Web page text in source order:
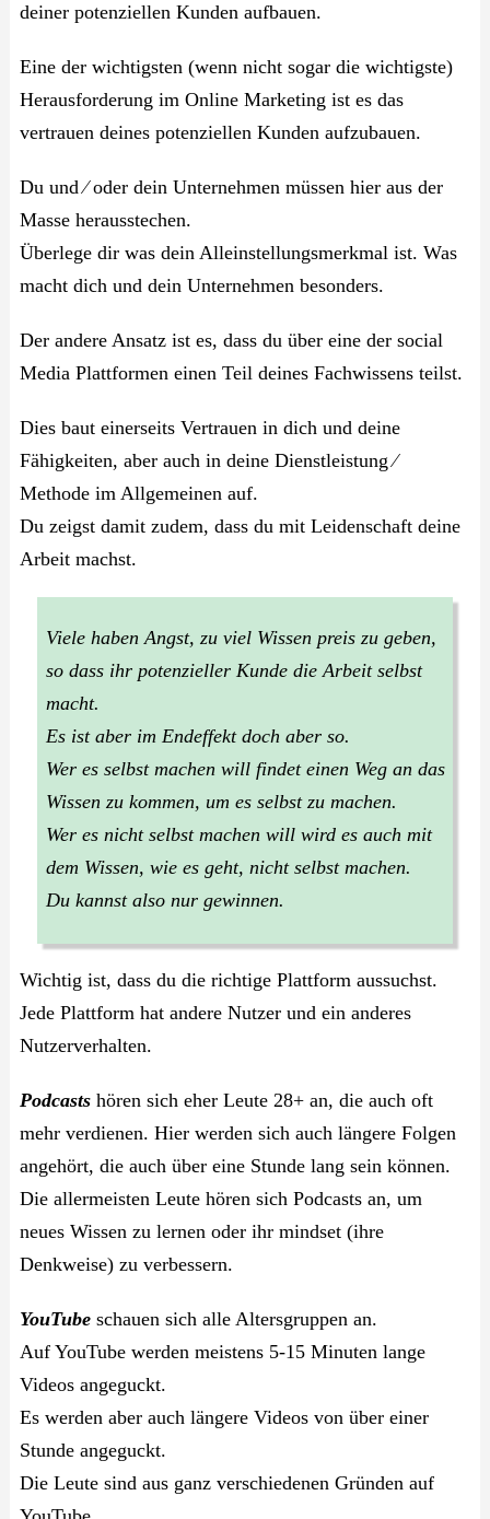
deiner potenziellen Kunden aufbauen.
Eine der wichtigsten (wenn nicht sogar die wichtigste)
Herausforderung im Online Marketing ist es das
vertrauen deines potenziellen Kunden aufzubauen.
Du und ⁄ oder dein Unternehmen müssen hier aus der
Masse herausstechen.
Überlege dir was dein Alleinstellungsmerkmal ist. Was
macht dich und dein Unternehmen besonders.
Der andere Ansatz ist es, dass du über eine der social
Media Plattformen einen Teil deines Fachwissens teilst.
Dies baut einerseits Vertrauen in dich und deine
Fähigkeiten, aber auch in deine Dienstleistung ⁄
Methode im Allgemeinen auf.
Du zeigst damit zudem, dass du mit Leidenschaft deine
Arbeit machst.
Viele haben Angst, zu viel Wissen preis zu geben,
so dass ihr potenzieller Kunde die Arbeit selbst
macht.
Es ist aber im Endeffekt doch aber so.
Wer es selbst machen will findet einen Weg an das
Wissen zu kommen, um es selbst zu machen.
Wer es nicht selbst machen will wird es auch mit
dem Wissen, wie es geht, nicht selbst machen.
Du kannst also nur gewinnen.
Wichtig ist, dass du die richtige Plattform aussuchst.
Jede Plattform hat andere Nutzer und ein anderes
Nutzerverhalten.
Podcastshören sich eher Leute 28+ an, die auch oft
mehr verdienen. Hier werden sich auch längere Folgen
angehört, die auch über eine Stunde lang sein können.
Die allermeisten Leute hören sich Podcasts an, um
neues Wissen zu lernen oder ihr mindset (ihre
Denkweise) zu verbessern.
YouTubeschauen sich alle Altersgruppen an.
Auf YouTube werden meistens 5-15 Minuten lange
Videos angeguckt.
Es werden aber auch längere Videos von über einer
Stunde angeguckt.
Die Leute sind aus ganz verschiedenen Gründen auf